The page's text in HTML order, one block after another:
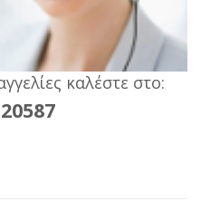
καλέστε στο: